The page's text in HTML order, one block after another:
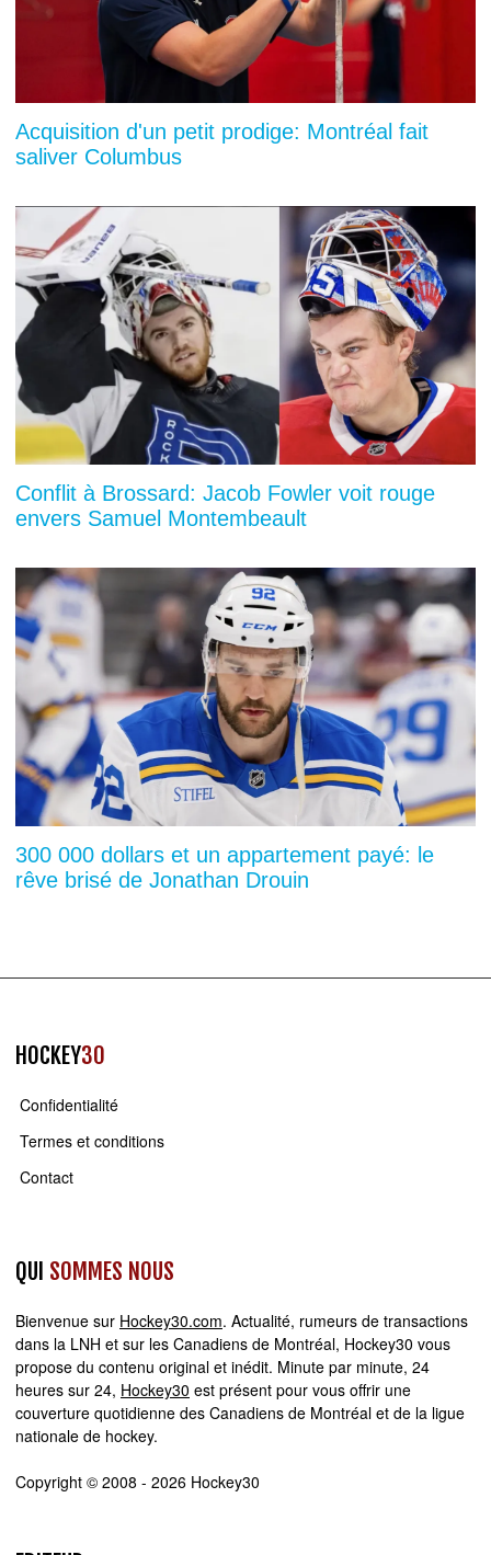
Acquisition d'un petit prodige: Montréal fait
saliver Columbus
Conflit à Brossard: Jacob Fowler voit rouge
envers Samuel Montembeault
300 000 dollars et un appartement payé: le
rêve brisé de Jonathan Drouin
HOCKEY30
Confidentialité
Termes et conditions
Contact
QUI SOMMES NOUS
Bienvenue sur Hockey30.com. Actualité, rumeurs de transactions
dans la LNH et sur les Canadiens de Montréal, Hockey30 vous
propose du contenu original et inédit. Minute par minute, 24
heures sur 24, Hockey30 est présent pour vous offrir une
couverture quotidienne des Canadiens de Montréal et de la ligue
nationale de hockey.
Copyright © 2008 - 2026 Hockey30